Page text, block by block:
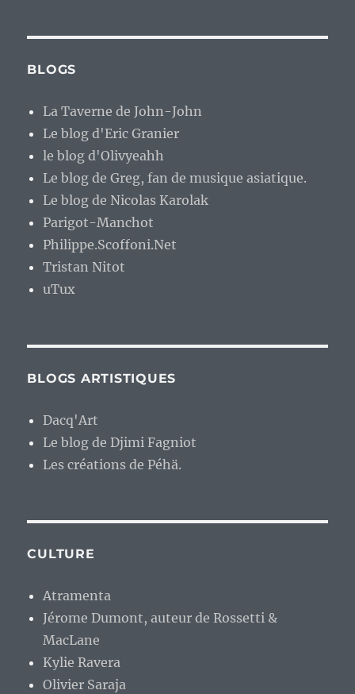
BLOGS
La Taverne de John-John
Le blog d'Eric Granier
le blog d'Olivyeahh
Le blog de Greg, fan de musique asiatique.
Le blog de Nicolas Karolak
Parigot-Manchot
Philippe.Scoffoni.Net
Tristan Nitot
uTux
BLOGS ARTISTIQUES
Dacq'Art
Le blog de Djimi Fagniot
Les créations de Péhä.
CULTURE
Atramenta
Jérome Dumont, auteur de Rossetti &
MacLane
Kylie Ravera
Olivier Saraja